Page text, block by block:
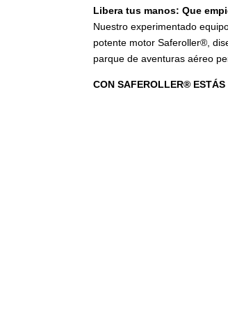
Libera tus manos: Que
Nuestro experimentado
potente motor Saferoller®,
parque de aventuras aéreo
CON SAFEROLLER® ESTÁS